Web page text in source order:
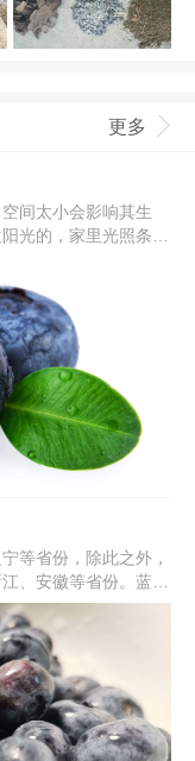
更多
间太小会影响其生
光的，家里光照条件
病虫害，养殖期间应
等省份，除此之外，
、安徽等省份。蓝莓
果之王。蓝莓灌木丛
朵花组成，花两性，
、梨形、球形、椭圆